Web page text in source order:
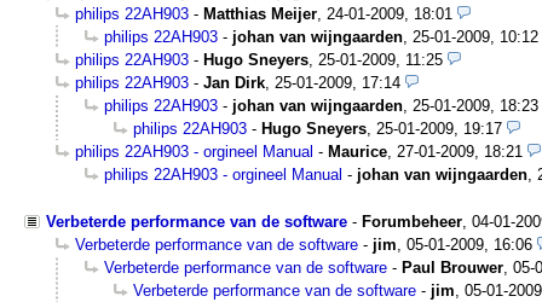
philips 22AH903 - Matthias Meijer, 24-01-2009, 18:01
philips 22AH903 - johan van wijngaarden, 25-01-2009, 10:12
philips 22AH903 - Hugo Sneyers, 25-01-2009, 11:25
philips 22AH903 - Jan Dirk, 25-01-2009, 17:14
philips 22AH903 - johan van wijngaarden, 25-01-2009, 18:23
philips 22AH903 - Hugo Sneyers, 25-01-2009, 19:17
philips 22AH903 - orgineel Manual - Maurice, 27-01-2009, 18:21
philips 22AH903 - orgineel Manual - johan van wijngaarden,
Verbeterde performance van de software - Forumbeheer 04-01-
Verbeterde performance van de software - jim 05-01-2009, 16:06
Verbeterde performance van de software - Paul Brouwer 05-
Verbeterde performance van de software - jim 05-01-